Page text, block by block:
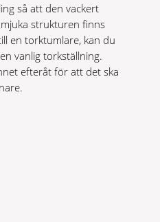
så att den vackert
strukturen finns
en torktumlare, kan du
vanlig torkställning.
efteråt för att det ska